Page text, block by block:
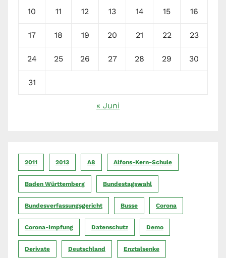
10 11 12 13 14 15 16
17 18 19 20 21 22 23
24 25 26 27 28 29 30
31
« Juni
2011 2013 A8 Alfons-Kern-Schule
Baden Württemberg Bundestagswahl
Bundesverfassungsgericht Busse Corona
Corona-Impfung Datenschutz Demo
Derivate Deutschland Enztalsenke